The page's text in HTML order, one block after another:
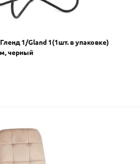
1/Gland 1(1шт. в упаковке)
черный